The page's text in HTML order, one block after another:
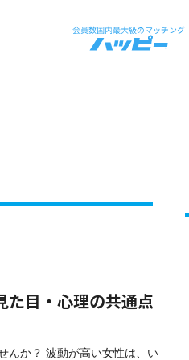
た目・心理の共通点
んか？ 波動が高い女性は、い